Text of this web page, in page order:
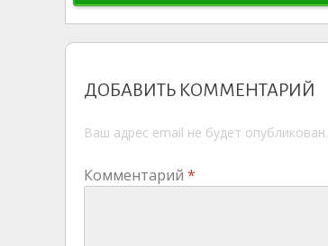
записям
ДОБАВИТЬ КОММЕНТАРИЙ
Ваш адрес email не будет опубликован.
Комментарий *